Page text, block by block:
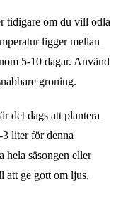
tidigare om du vill odla
ligger mellan
5-10 dagar. Använd
groning.
det dags att plantera
liter för denna
hela säsongen eller
att ge gott om ljus,